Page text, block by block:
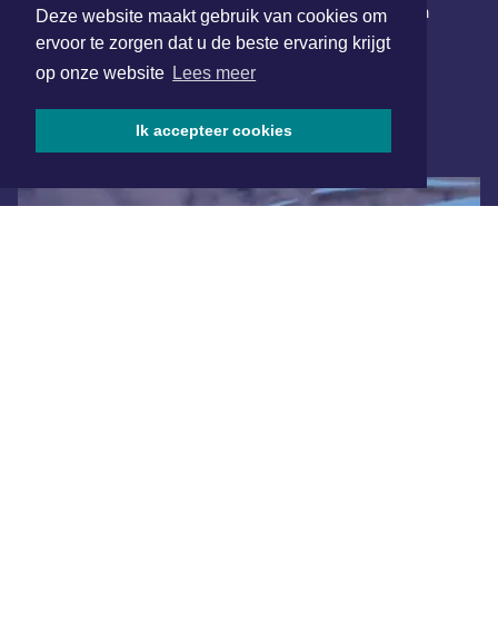
Deze website maakt gebruik van cookies om
ervoor te zorgen dat u de beste ervaring krijgt
op onze website Lees meer
Ik accepteer cookies
Schrijf je in voor onze nieuwsbrief en krijg wekelijks een
samenvatting van alle gebeurtenissen uit jouw regio.
Aanmelden
ONLINE DAGBLADEN